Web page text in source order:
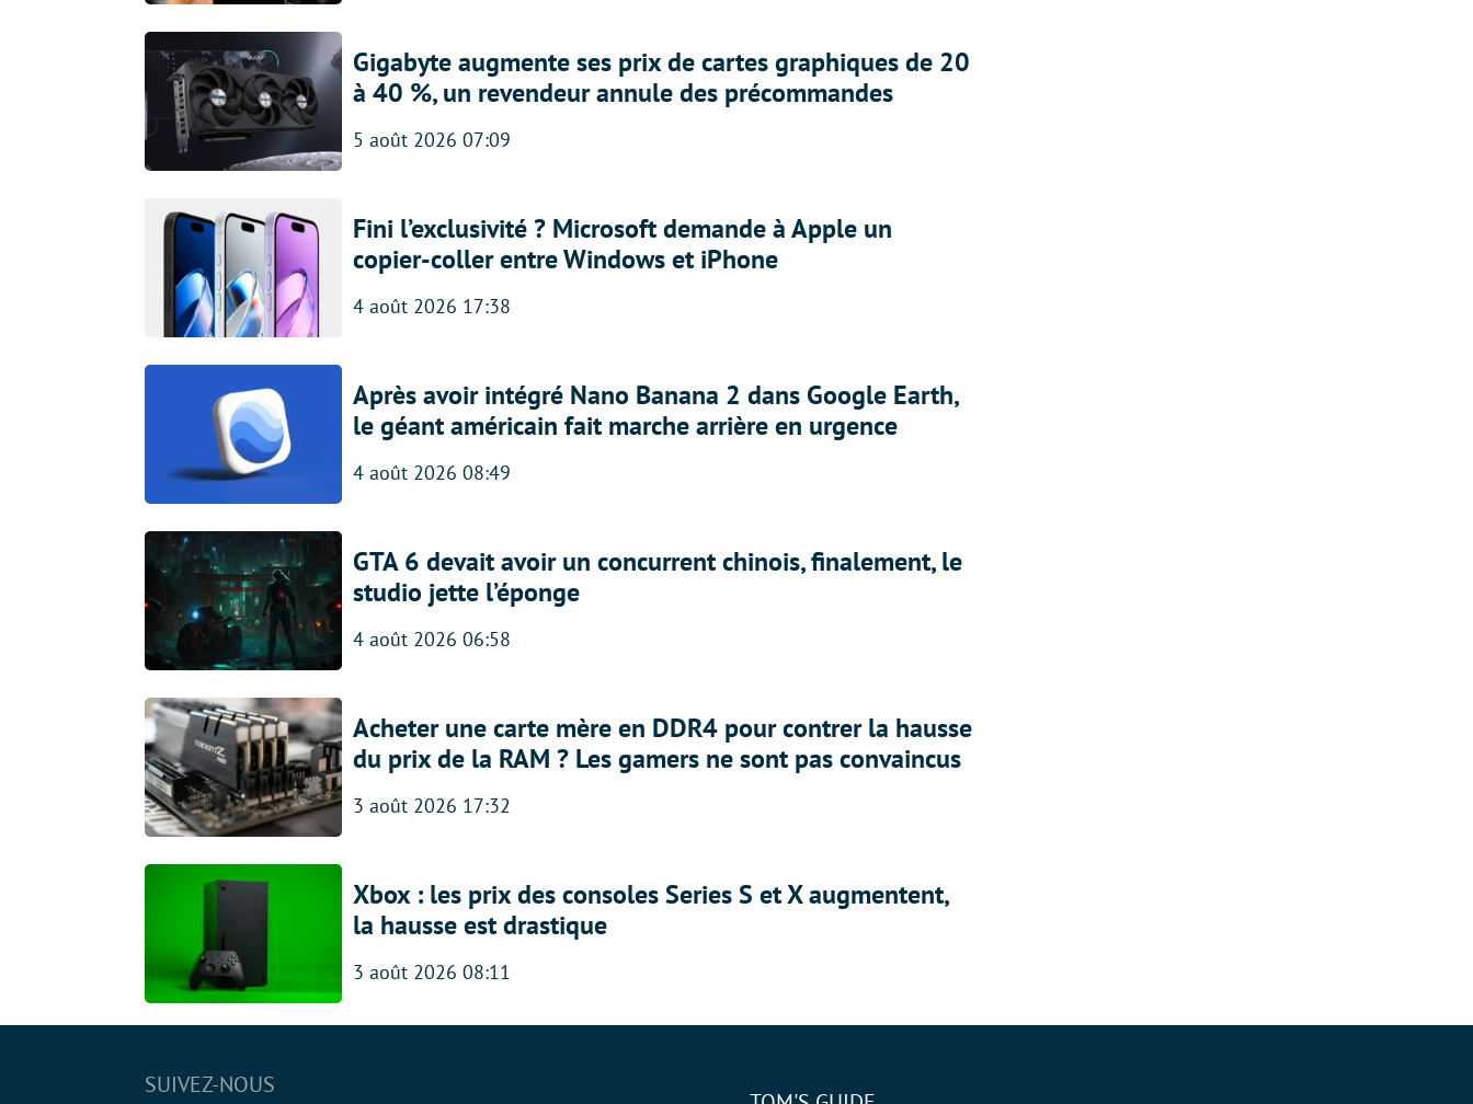
Gigabyte augmente ses prix de cartes graphiques de 20
à 40 %, un revendeur annule des précommandes
5 août 2026 07:09
Fini l’exclusivité ? Microsoft demande à Apple un
copier-coller entre Windows et iPhone
4 août 2026 17:38
Après avoir intégré Nano Banana 2 dans Google Earth,
le géant américain fait marche arrière en urgence
4 août 2026 08:49
GTA 6 devait avoir un concurrent chinois, finalement, le
studio jette l’éponge
4 août 2026 06:58
Acheter une carte mère en DDR4 pour contrer la hausse
du prix de la RAM ? Les gamers ne sont pas convaincus
3 août 2026 17:32
Xbox : les prix des consoles Series S et X augmentent,
la hausse est drastique
3 août 2026 08:11
SUIVEZ-NOUS